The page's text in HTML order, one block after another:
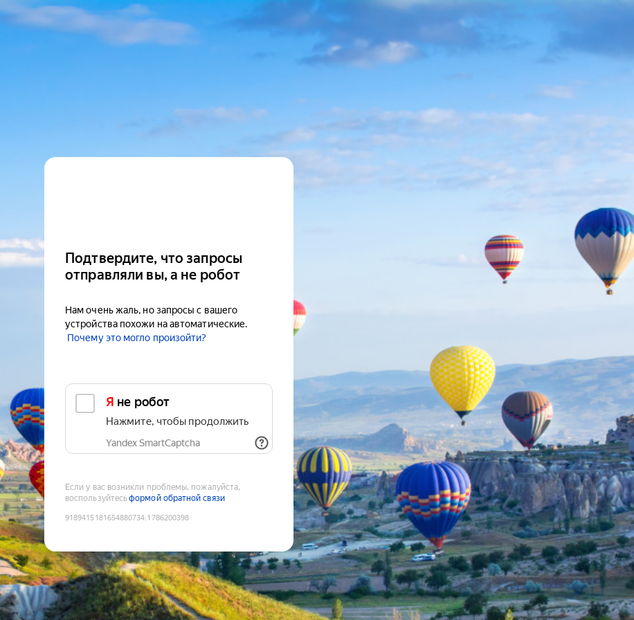
Подтвердите, что запросы
отправляли вы, а не робот
Нам очень жаль, но запросы с вашего
устройства похожи на автоматические.
Почему это могло произойти?
Я не робот
Нажмите, чтобы продолжить
Yandex SmartCaptcha
Если у вас возникли проблемы, пожалуйста,
воспользуйтесьформой обратной связи
9189415181654880734:1786200398